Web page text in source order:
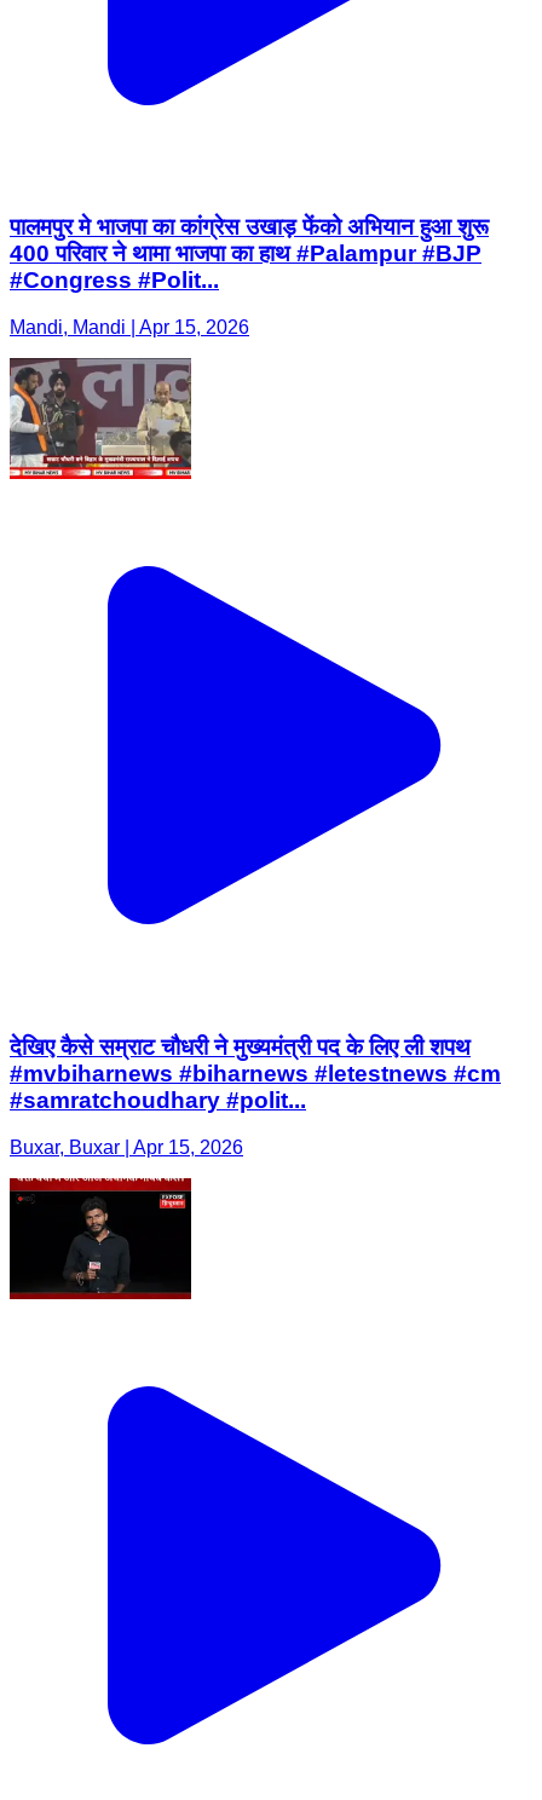
पालमपुर मे भाजपा का कांग्रेस उखाड़ फेंको अभियान हुआ शुरू
400 परिवार ने थामा भाजपा का हाथ #Palampur #BJP
#Congress #Polit...
Mandi, Mandi | Apr 15, 2026
देखिए कैसे सम्राट चौधरी ने मुख्यमंत्री पद के लिए ली शपथ
#mvbiharnews #biharnews #letestnews #cm
#samratchoudhary #polit...
Buxar, Buxar | Apr 15, 2026